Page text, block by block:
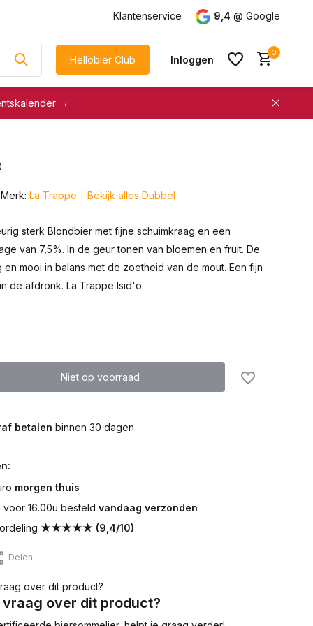
Klantenservice 9,4 @ Google
Hellobier Club Inloggen
spaar automatisch voor
spaar automatisch voor
korting
0
→
Merk: La Trappe Bekijk alles Dubbel
sterk Blondbier met fijne schuimkraag en een
van 7,5%. In de geur tonen van bloemen en fruit. De
en mooi in balans met de zoetheid van de mout. Een fijn
de afdronk. La Trappe Isid'o
Niet op voorraad
betalen binnen 30 dagen
morgen thuis
16.00u besteld vandaag verzonden
★★★★★ (9,4/10)
Delen
vraag over dit product?